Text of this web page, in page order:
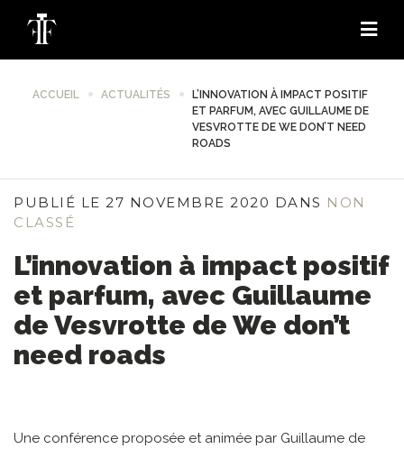
ACCUEIL ACTUALITÉS
L’INNOVATION À IMPACT POSITIF
ET PARFUM, AVEC GUILLAUME DE
VESVROTTE DE WE DON’T NEED
ROADS
PUBLIÉ LE 27 NOVEMBRE 2020 DANS NON
CLASSÉ
L’innovation à impact positif
et parfum, avec Guillaume
de Vesvrotte de We don’t
need roads
Une conférence proposée et animée par Guillaume de